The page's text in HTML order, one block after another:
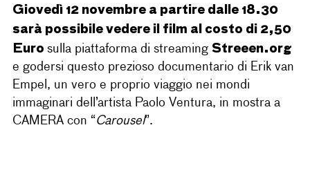
Giovedì 12 novembre a partire dalle 18.30
sarà possibile vedere il film al costo di 2,50
Euro sulla piattaforma di streaming Streeen.org
e godersi questo prezioso documentario di Erik van
Empel, un vero e proprio viaggio nei mondi
immaginari dell’artista Paolo Ventura, in mostra a
CAMERA con “Carousel”.